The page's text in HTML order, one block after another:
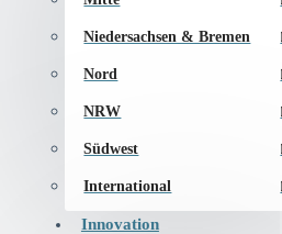
Niedersachsen & Bremen
Nord
NRW
Südwest
International
Innovation